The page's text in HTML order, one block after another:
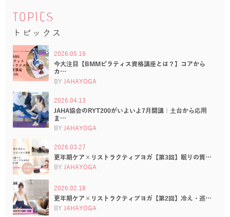
TOPICS
トピックス
2026.05.19
今大注目【BMMピラティス資格講座とは？】コアから
カ…
BY JAHAYOGA
2026.04.13
JAHA協会のRYT200がいよいよ7月開講｜土台から応用
ま…
BY JAHAYOGA
2026.03.27
更年期ケア×リストラクティブヨガ【第3回】眠りの質…
BY JAHAYOGA
2026.02.18
更年期ケア×リストラクティブヨガ【第2回】冷え・巡…
BY JAHAYOGA